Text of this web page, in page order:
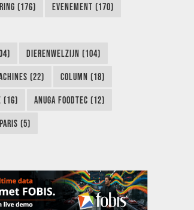
(176) EVENEMENT (170)
DIERENWELZIJN (104)
(22) COLUMN (18)
(16) ANUGA FOODTEC (12)
(5)